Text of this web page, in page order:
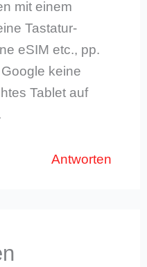
mit einem
Tastatur-
eSIM etc., pp.
keine
Tablet auf
Antworten